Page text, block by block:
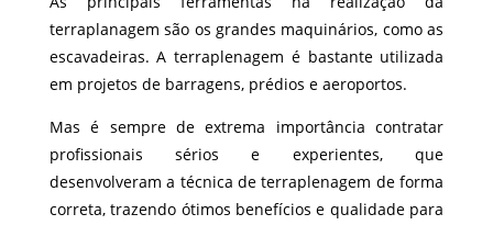
terraplanagem são os grandes maquinários, como as
escavadeiras. A terraplenagem é bastante utilizada
em projetos de barragens, prédios e aeroportos.
Mas é sempre de extrema importância contratar
profissionais sérios e experientes, que
desenvolveram a técnica de terraplenagem de forma
correta, trazendo ótimos benefícios e qualidade para